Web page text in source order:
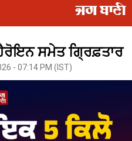
ਸਮੇਤ ਗ੍ਰਿਫ਼ਤਾਰ
- 07:14 PM (IST)